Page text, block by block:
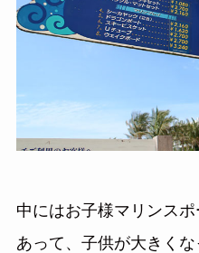
中にはお子様マリンス
あって、子供が大きく